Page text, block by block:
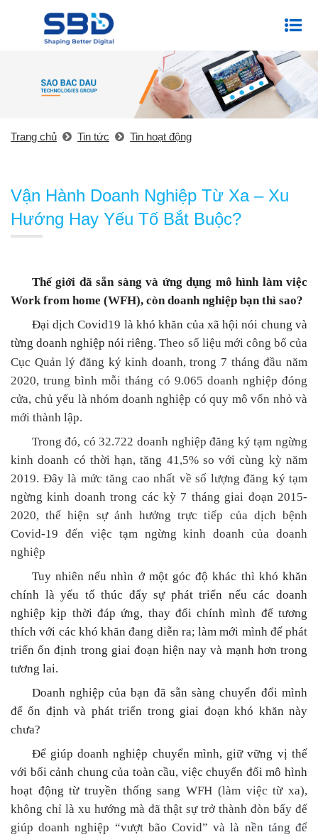
Trang chủ Tin tức Tin hoạt động
Vận Hành Doanh Nghiệp Từ Xa – Xu
Hướng Hay Yếu Tố Bắt Buộc?
Thế giới đã sẵn sàng và ứng dụng mô hình làm việc
Work from home (WFH), còn doanh nghiệp bạn thì sao?
Đạidịch Covid19 là khó khăn của xã hội nói chung và
từng doanh nghiệp nói riêng.Theo số liệu mới công bố của
Cục Quản lý đăng ký kinh doanh, trong 7 tháng đầu năm
2020, trung bình mỗi tháng có 9.065 doanh nghiệp đóng
cửa, chủ yếu là nhóm doanh nghiệp có quy mô vốn nhỏ và
mới thành lập.
Trong đó, có 32.722 doanh nghiệp đăng ký tạm ngừng
kinh doanh có thời hạn, tăng 41,5% so với cùng kỳ năm
2019. Đây là mức tăng cao nhất về số lượng đăng ký tạm
ngừng kinh doanh trong các kỳ 7 tháng giai đoạn 2015-
2020, thể hiện sự ảnh hưởng trực tiếp của dịch bệnh
Covid-19 đến việc tạm ngừng kinh doanh của doanh
nghiệp
Tuy nhiên nếu nhìn ở một góc độ khác thì khó khăn
chính là yếu tố thúc đẩy sự phát triển nếu các doanh
nghiệp kịp thời đáp ứng, thay đổi chính mình để tương
thích với các khó khăn đang diễn ra; làm mới mình để phát
triển ổn định trong giai đoạn hiện nay và mạnh hơn trong
tương lai.
Doanh nghiệp của bạn đã sẵn sàng chuyển đổi mình
để ổn định và phát triển trong giai đoạn khó khăn này
chưa?
Để giúp doanh nghiệp chuyển mình, giữ vững vị thế
với bối cảnh chung của toàn cầu, việc chuyển đổi mô hình
hoạt động từ truyền thống sangWFH (làm việc từ xa),
không chỉ là xu hướng mà đã thật sự trở thành đòn bẩy để
giúp doanh nghiệp “vượt bão Covid” và là nền tảng để